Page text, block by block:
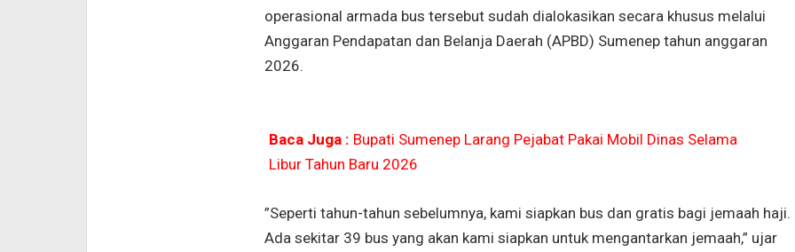
operasional armada bus tersebut sudah dialokasikan secara khusus melalui
Anggaran Pendapatan dan Belanja Daerah (APBD) Sumenep tahun anggaran
2026.
Baca Juga : Bupati Sumenep Larang Pejabat Pakai Mobil Dinas Selama
Libur Tahun Baru 2026
”Seperti tahun-tahun sebelumnya, kami siapkan bus dan gratis bagi jemaah haji.
Ada sekitar 39 bus yang akan kami siapkan untuk mengantarkan jemaah,” ujar